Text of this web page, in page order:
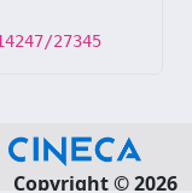
27345
Copyright © 2026